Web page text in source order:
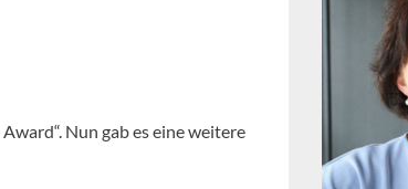
Nun gab es eine weitere